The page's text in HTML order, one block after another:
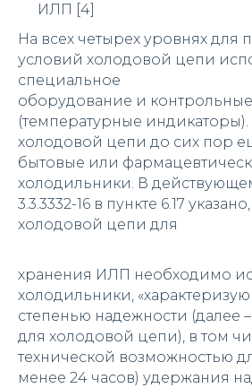
ИЛП [4]
На всех четырех уровнях для
условий холодовой цепи
специальное
оборудование и контрольные
(температурные индикаторы).
холодовой цепи до сих пор
бытовые или
холодильники. В
3.3.3332-16 в пункте 6.17
холодовой цепи для
хранения ИЛП необходимо
холодильники,
степенью надежности (далее
для холодовой цепи), в том
технической возможностью
менее 24 часов) удержания